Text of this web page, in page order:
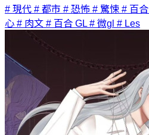
# 現代 # 都市 # 恐怖 # 驚悚 # 百合
心 # 肉文 # 百合 GL # 微gl # Les